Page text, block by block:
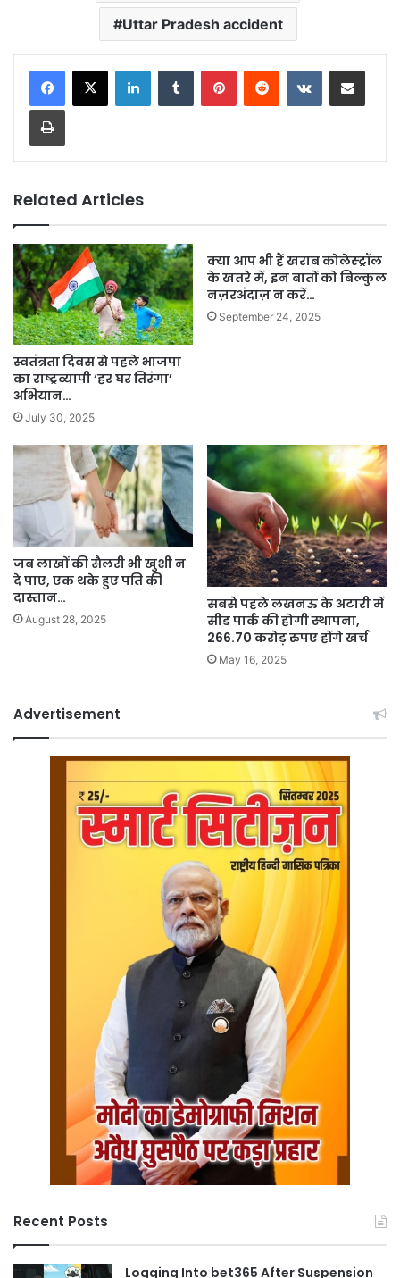
Uttar Pradesh accident
LinkedInTumblr PinterestReddit VKontakteShare via Email
Print
Related Articles
स्वतंत्रता दिवस से पहले भाजपा
का राष्ट्रव्यापी ‘हर घर तिरंगा’
अभियान…
July 30, 2025
क्या आप भी हैं खराब कोलेस्ट्रॉल
के खतरे में, इन बातों को बिल्कुल
नज़रअंदाज़ न करें…
September 24, 2025
जब लाखों की सैलरी भी खुशी न
दे पाए, एक थके हुए पति की
दास्तान…
August 28, 2025
सबसे पहले लखनऊ के अटारी में
सीड पार्क की होगी स्थापना,
266.70 करोड़ रुपए होंगे खर्च
May 16, 2025
Advertisement
Recent Posts
Logging Into bet365 After Suspension